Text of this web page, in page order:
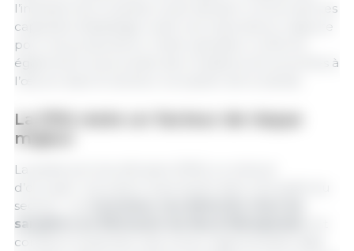
l’industrie de la viande, toute décision concernant les
capacités d’abattage revêt une importance majeure
pour les producteurs. Cette opération confirme
également la poursuite des mutations structurelles à
l’œuvre dans le secteur européen de la viande.
La PPA reste un facteur de risque
majeur
La peste porcine africaine (PPA) a continué
d’occuper une place importante dans l’actualité du
secteur. Les
sangliers en Rhénanie-du-Nord-Westphalie
conduit à l’extension des zones réglementées déjà